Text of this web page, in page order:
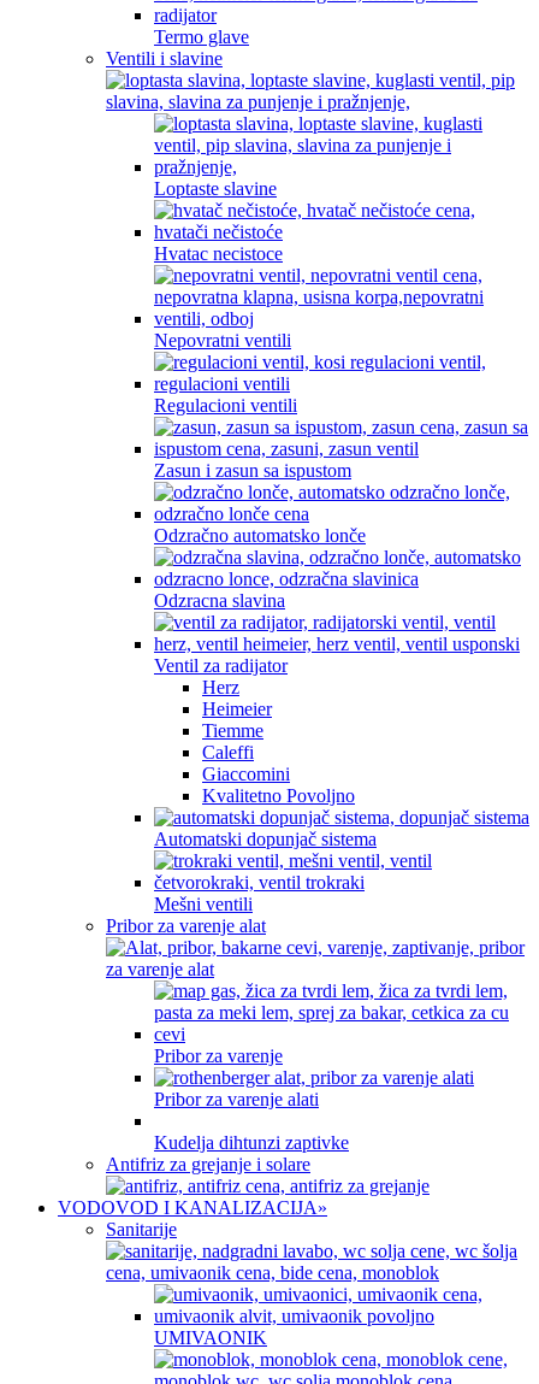
Termo glave
Ventili i slavine
Loptaste slavine
Hvatac necistoce
Nepovratni ventili
Regulacioni ventili
Zasun i zasun sa ispustom
Odzračno automatsko lonče
Odzracna slavina
Ventil za radijator
Herz
Heimeier
Tiemme
Caleffi
Giaccomini
Kvalitetno Povoljno
Automatski dopunjač sistema
Mešni ventili
Pribor za varenje alat
Pribor za varenje
Pribor za varenje alati
Kudelja dihtunzi zaptivke
Antifriz za grejanje i solare
VODOVOD I KANALIZACIJA»
Sanitarije
UMIVAONIK